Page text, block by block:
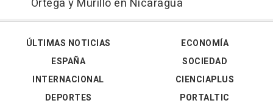
Ortega y Murillo en Nicaragua
ÚLTIMAS NOTICIAS
ESPAÑA
INTERNACIONAL
DEPORTES
ECONOMÍA
SOCIEDAD
CIENCIAPLUS
PORTALTIC